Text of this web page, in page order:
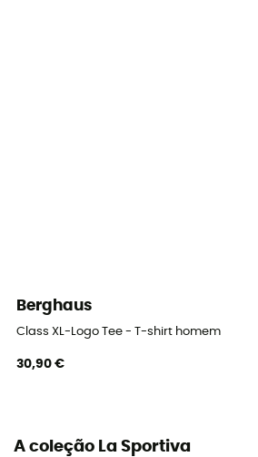
Berghaus
Class XL-Logo Tee - T-shirt homem
30,90 €
A coleção La Sportiva